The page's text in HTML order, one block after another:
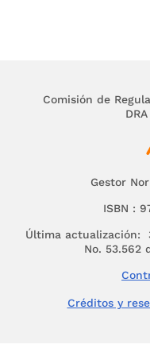
OCTAVO.-
gastos
El anterior
Pretensiones
El 22 de junio
intermedio
Gestor
ISBN :
Última actualización:
No. 53.562
Créditos y
Comisión de